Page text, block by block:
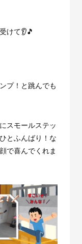
けて👂🎵
プ！と跳んでも
スモールステッ
とふんばり！な
で喜んでくれま